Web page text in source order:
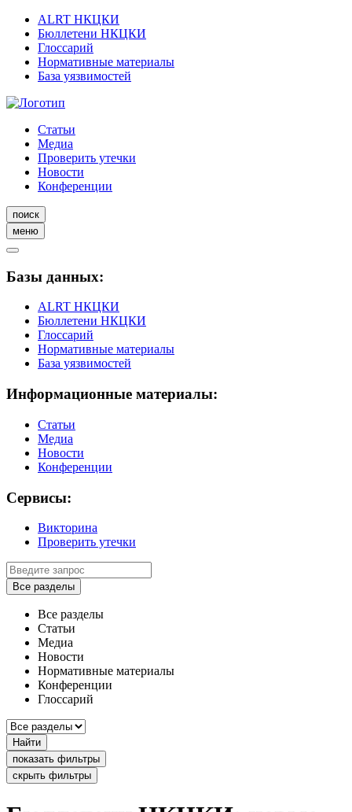
ALRT НКЦКИ
Бюллетени НКЦКИ
Глоссарий
Нормативные материалы
База уязвимостей
Статьи
Медиа
Проверить утечки
Новости
Конференции
поиск
меню
Базы данных:
ALRT НКЦКИ
Бюллетени НКЦКИ
Глоссарий
Нормативные материалы
База уязвимостей
Информационные материалы:
Статьи
Медиа
Новости
Конференции
Сервисы:
Викторина
Проверить утечки
Все разделы
Все разделы
Статьи
Медиа
Новости
Нормативные материалы
Конференции
Глоссарий
Найти
показать фильтры
скрыть фильтры